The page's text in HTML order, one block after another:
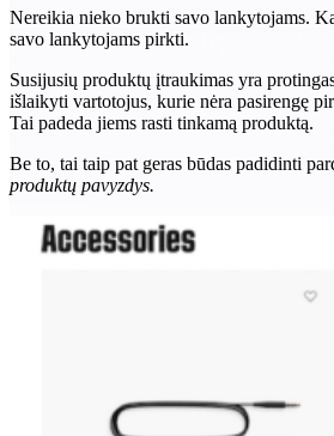
Nereikia nieko brukti savo lankytojams.
savo lankytojams pirkti.
Susijusių produktų įtraukimas yra
išlaikyti vartotojus, kurie nėra pasirengę
Tai padeda jiems rasti tinkamą produktą.
Be to, tai taip pat geras būdas padidinti
produktų pavyzdys.